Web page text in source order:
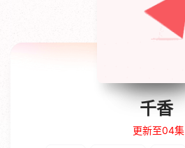
千香
更新至04集